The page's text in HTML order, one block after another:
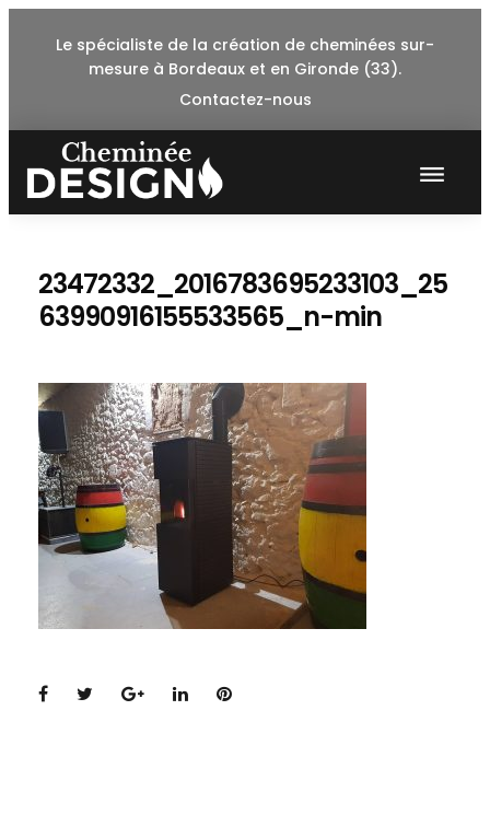
Le spécialiste de la création de cheminées sur-
mesure à Bordeaux et en Gironde (33).
Contactez-nous
23472332_2016783695233103_25
63990916155533565_n-min
Facebook
TwitterGoogle+
LinkedInPinterest